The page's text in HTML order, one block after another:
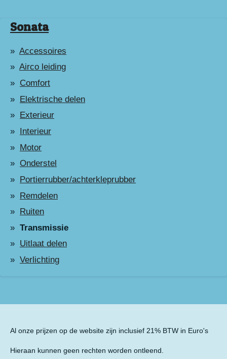
Sonata
Accessoires
Airco leiding
Comfort
Elektrische delen
Exterieur
Interieur
Motor
Onderstel
Portierrubber/achterkleprubber
Remdelen
Ruiten
Transmissie
Uitlaat delen
Verlichting
Al onze prijzen op de website zijn inclusief 21% BTW in Euro's
Hieraan kunnen geen rechten worden ontleend.